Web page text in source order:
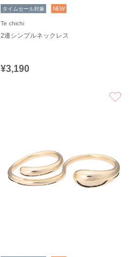
タイムセール対象 NEW
Te chichi
2連シンプルネックレス
¥3,190